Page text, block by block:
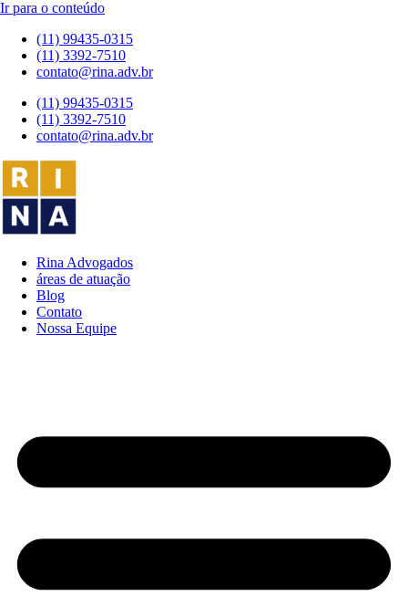
Ir para o conteúdo
(11) 99435-0315
(11) 3392-7510
contato@rina.adv.br
(11) 99435-0315
(11) 3392-7510
contato@rina.adv.br
Rina Advogados
áreas de atuação
Blog
Contato
Nossa Equipe